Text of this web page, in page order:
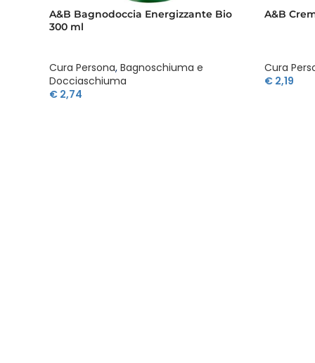
A&B Bagnodoccia Energizzante Bio
300 ml
Cura Persona, Bagnoschiuma e
Docciaschiuma
€ 2,74
A&B
Cura
€2,19